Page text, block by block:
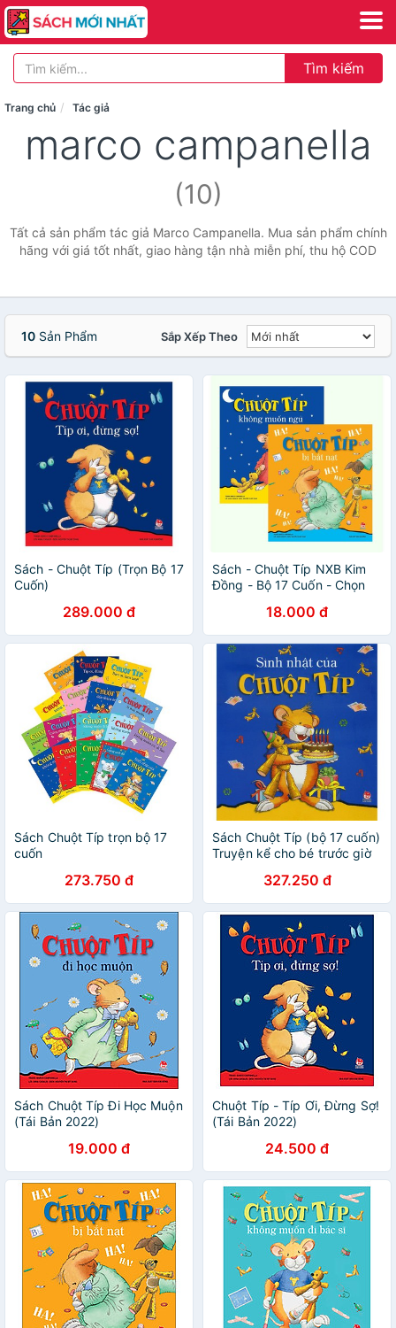
Tìm kiếm
Trang chủ Tác giả
marco campanella
(10)
Tất cả sản phẩm tác giả Marco Campanella. Mua sản phẩm chính
hãng với giá tốt nhất, giao hàng tận nhà miễn phí, thu hộ COD
10 Sản Phẩm Sắp Xếp Theo
Sách - Chuột Típ (Trọn Bộ 17
Cuốn)
289.000 đ
Sách - Chuột Típ NXB Kim
Đồng - Bộ 17 Cuốn - Chọn
18.000 đ
Sách Chuột Típ trọn bộ 17
cuốn
273.750 đ
Sách Chuột Típ (bộ 17 cuốn)
Truyện kể cho bé trước giờ
327.250 đ
Sách Chuột Típ Đi Học Muộn
(Tái Bản 2022)
19.000 đ
Chuột Típ - Típ Ơi, Đừng Sợ!
(Tái Bản 2022)
24.500 đ